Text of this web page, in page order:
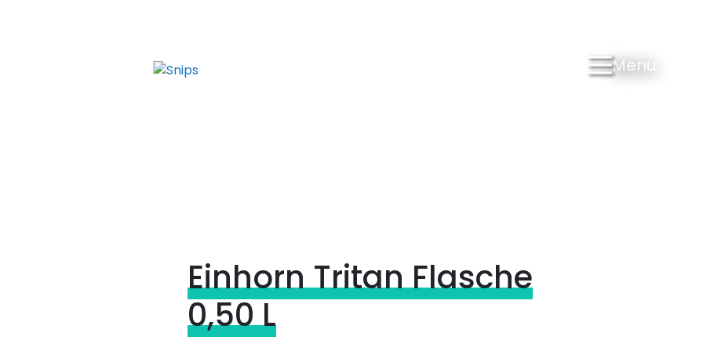
Menu
Einhorn Tritan Flasche
0,50 L